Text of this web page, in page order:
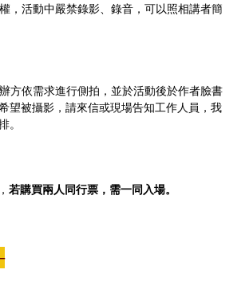
，活動中嚴禁錄影、錄音，可以照相講者簡
方依需求進行側拍，並於活動後於作者臉書
望被攝影，請來信或現場告知工作人員，我
。
若購買兩人同行票，需一同入場。